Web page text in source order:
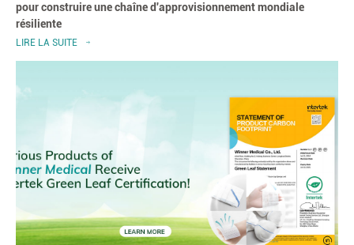
pour construire une chaîne d'approvisionnement mondiale
résiliente
LIRE LA SUITE